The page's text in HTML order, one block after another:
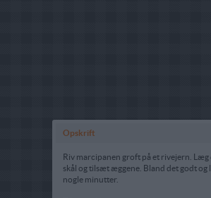
Opskrift
Riv marcipanen groft på et rivejern. Læg
skål og tilsæt æggene. Bland det godt og
nogle minutter.